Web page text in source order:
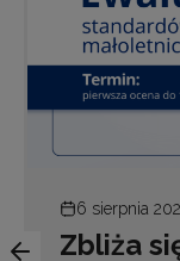
6 sierpnia
Zbliża